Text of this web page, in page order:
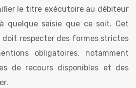
le titre exécutoire au débiteur
quelque saisie que ce soit. Cet
respecter des formes strictes
obligatoires, notamment
de recours disponibles et des